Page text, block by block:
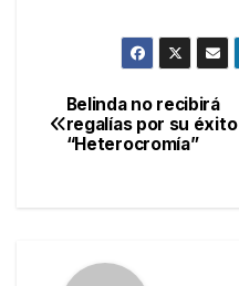
Navegación
de
Belinda no recibirá
regalías por su éxito
“Heterocromía”